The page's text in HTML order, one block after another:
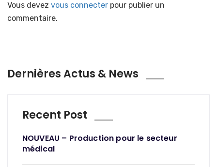
Vous devez vous connecter pour publier un
commentaire.
Dernières Actus & News
Recent Post
NOUVEAU – Production pour le secteur
médical